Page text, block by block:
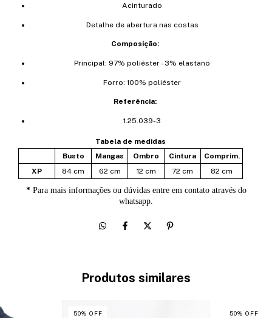
Acinturado
Detalhe de abertura nas costas
Composição:
Principal: 97% poliéster - 3% elastano
Forro: 100% poliéster
Referência:
1.25.039-3
Tabela de medidas
Busto
Mangas Ombro Cintura
Comprim.
XP
84 cm 62 cm 12 cm 72 cm 82 cm
* Para mais informações ou dúvidas entre em contato através do
whatsapp.
Produtos similares
50% OFF 50%OFF